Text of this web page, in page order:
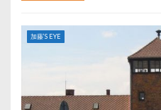
加藤’S EYE